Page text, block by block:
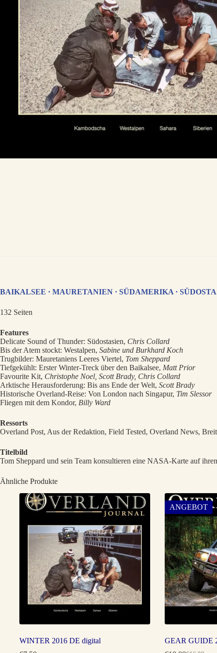
BAIKALSEE · MAURETANIEN · SÜDAMERIKA ·
132 Seiten
Features
Delicate Sound of Thunder: Südostasien, Chris Collard
Bis der Atem stockt: Westalpen, Sabine und Burkhard Koch
Trugbilder: Mauretaniens Leeres Viertel, Tom Sheppard
Tiefgekühlt: Erster Winter-Treck über den Baikalsee, Matt Prior
Favourite Kit, Christophe Noel, Scott Brady, Chris Collard
Arktische Herausforderung: Bis ans Ende der Welt, Scott Brady
Historische Overland-Reise: Von London nach Singapur, Tim Slessor
Fliegen mit dem Kondor, Billy Ward
Ressorts
Overland Post, Aus der Redaktion, Field Tested, Overland News,
Titelbild
Tom Sheppard und sein Team konsultieren eine NASA-Karte auf
Ähnliche Produkte
WINTER 2016 DE digital
ANGEBOT
GEAR GUIDE